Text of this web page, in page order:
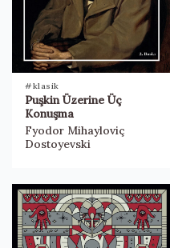
#klasik
Puşkin Üzerine Üç
Konuşma
Fyodor Mihayloviç
Dostoyevski